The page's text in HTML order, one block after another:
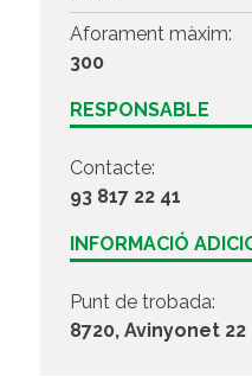
Aforament màxim:
300
RESPONSABLE
Contacte:
93 817 22 41
INFORMACIÓ
Punt de trobada:
8720, Avinyonet 22